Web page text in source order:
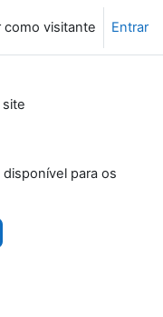
como visitante Entrar
site
para os